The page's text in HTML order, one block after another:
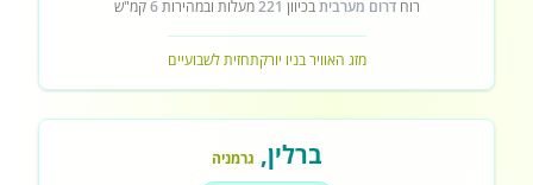
רוחדרום מערביתבכיוון 221מעלות ובמהירות6קמ"ש
מזג האוויר בניו יורקתחזית לשבועיים
ברלין, גרמניה